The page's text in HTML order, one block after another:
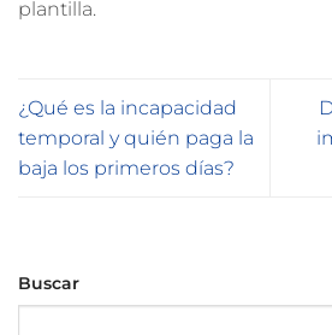
plantilla.
¿Qué es la incapacidad
temporal y quién paga la
baja los primeros días?
Buscar